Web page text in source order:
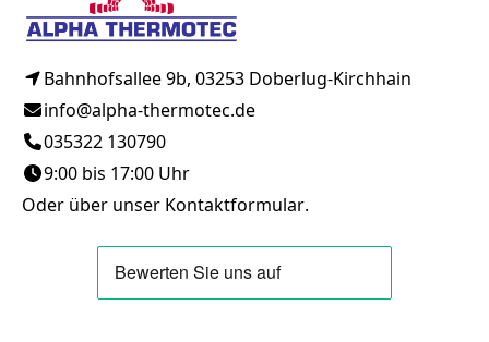
Bahnhofsallee 9b, 03253 Doberlug-Kirchhain
info@alpha-thermotec.de
035322 130790
9:00 bis 17:00 Uhr
Oder über unser Kontaktformular.